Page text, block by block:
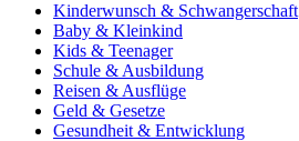
Kinderwunsch & Schwangerschaft
Baby & Kleinkind
Kids & Teenager
Schule & Ausbildung
Reisen & Ausflüge
Geld & Gesetze
Gesundheit & Entwicklung